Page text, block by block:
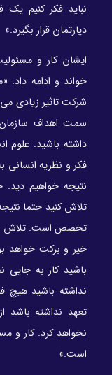
نباید فکر کنیم
دپارتمان قرار بگیرد.»
ایشان کار و
خواند و ادامه
شرکت تاثیر زیادی
سمت اهداف
داشته باشید. علوم
فکر و نظریه انسانی
نتیجه خواهیم دید.
تلاش کنید حتما
تخصص است. تلاش
خیر و برکت خواهد
باشید کار به
نداشته باشید هیچ
تعهد نداشته باشد
نخواهد کرد. کار و
است.»